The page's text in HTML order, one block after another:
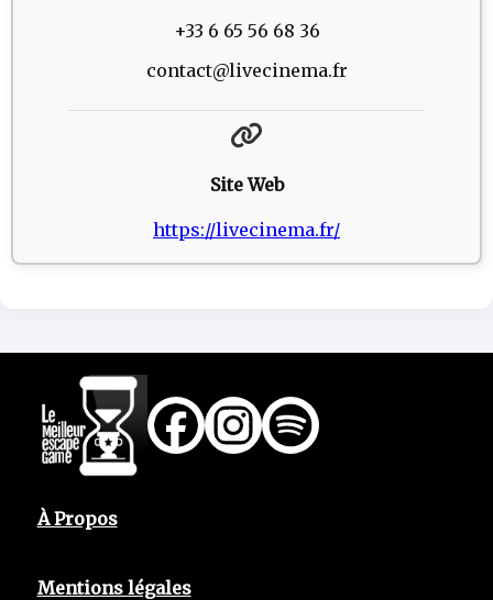
+33 6 65 56 68 36
contact@livecinema.fr
Site Web
https://livecinema.fr/
À Propos
Mentions légales